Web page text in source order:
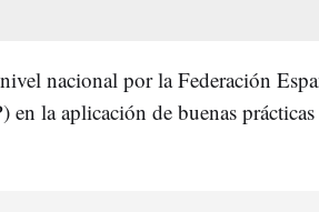
nacional por la Federación
la aplicación de buenas prácticas